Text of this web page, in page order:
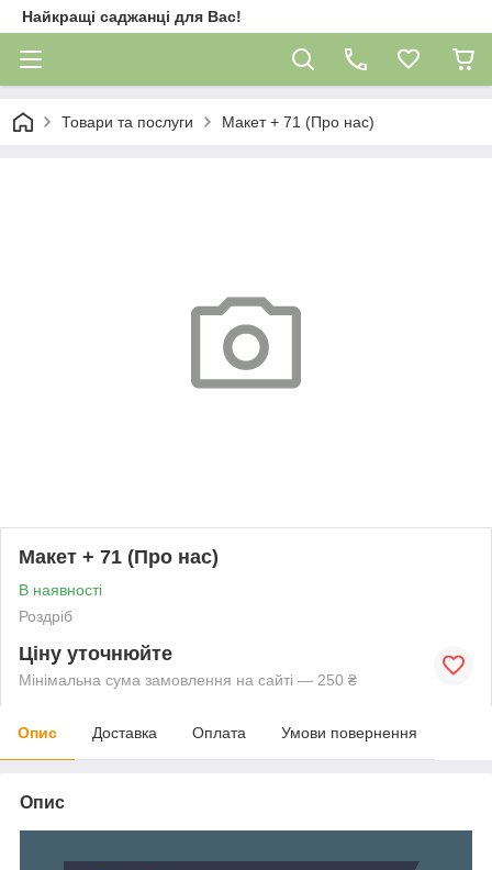
Найкращі саджанці для Вас!
Товари та послуги Макет + 71 (Про нас)
Макет + 71 (Про нас)
В наявності
Роздріб
Ціну уточнюйте
Мінімальна сума замовлення на сайті — 250 ₴
Опис Доставка Оплата Умови повернення
Опис